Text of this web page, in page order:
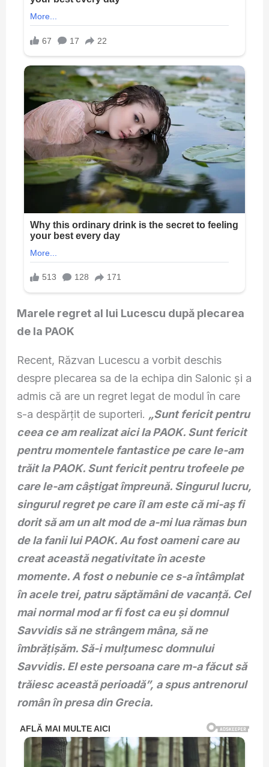
Marele regret al lui Lucescu după plecarea
de la PAOK
Recent, Răzvan Lucescu a vorbit deschis
despre plecarea sa de la echipa din Salonic și a
admis că are un regret legat de modul în care
s-a despărțit de suporteri. „Sunt fericit pentru
ceea ce am realizat aici la PAOK. Sunt fericit
pentru momentele fantastice pe care le-am
trăit la PAOK. Sunt fericit pentru trofeele pe
care le-am câștigat împreună. Singurul lucru,
singurul regret pe care îl am este că mi-aș fi
dorit să am un alt mod de a-mi lua rămas bun
de la fanii lui PAOK. Au fost oameni care au
creat această negativitate în aceste
momente. A fost o nebunie ce s-a întâmplat
în acele trei, patru săptămâni de vacanță. Cel
mai normal mod ar fi fost ca eu și domnul
Savvidis să ne strângem mâna, să ne
îmbrățișăm. Să-i mulțumesc domnului
Savvidis. El este persoana care m-a făcut să
trăiesc această perioadă”, a spus antrenorul
român în presa din Grecia.